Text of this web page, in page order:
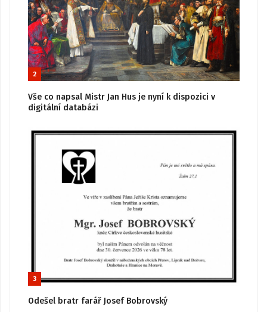
2
Vše co napsal Mistr Jan Hus je nyní k dispozici v
digitální databázi
3
Odešel bratr farář Josef Bobrovský